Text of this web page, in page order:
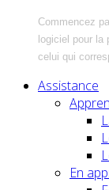
Commencez
logiciel pour
celui qui
Assistance
En